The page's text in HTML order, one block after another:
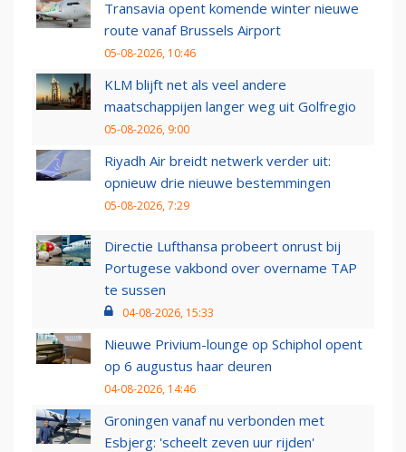
Transavia opent komende winter nieuwe
route vanaf Brussels Airport
05-08-2026, 10:46
KLM blijft net als veel andere
maatschappijen langer weg uit Golfregio
05-08-2026, 9:00
Riyadh Air breidt netwerk verder uit:
opnieuw drie nieuwe bestemmingen
05-08-2026, 7:29
Directie Lufthansa probeert onrust bij
Portugese vakbond over overname TAP
te sussen
04-08-2026, 15:33
Nieuwe Privium-lounge op Schiphol opent
op 6 augustus haar deuren
04-08-2026, 14:46
Groningen vanaf nu verbonden met
Esbjerg: 'scheelt zeven uur rijden'